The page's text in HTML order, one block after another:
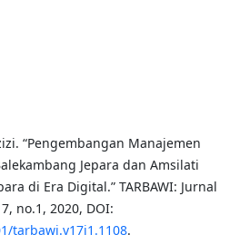
“Pengembangan Manajemen
Jepara dan Amsilati
di Era Digital.” TARBAWI: Jurnal
no.1, 2020, DOI:
tarbawi.v17i1.1108.